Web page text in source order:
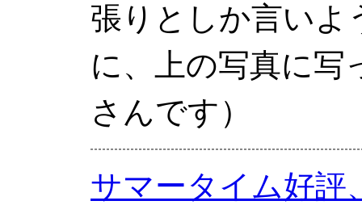
張りとしか言いよ
に、上の写真に写
さんです）
サマータイム好評